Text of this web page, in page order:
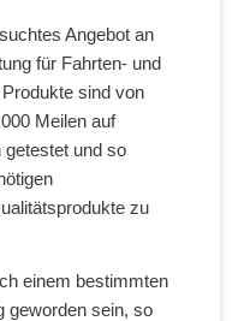
Angebot an
für Fahrten- und
sind von
Meilen auf
getestet und so
zu
einem bestimmten
geworden sein, so